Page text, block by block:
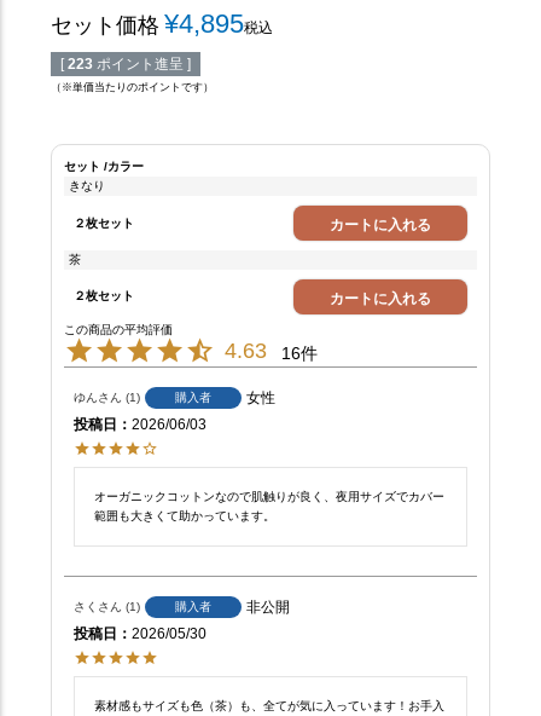
セット価格 ¥4,895税込
[ 223 ポイント進呈 ]
（※単価当たりのポイントです）
セット
カラー
きなり
２枚セット カートに入れる
茶
２枚セット カートに入れる
4.63 16
ゆん 1 購入者
女性
投稿日
2026/06/03
オーガニックコットンなので肌触りが良く、夜用サイズでカバー
範囲も大きくて助かっています。
さく 1 購入者
非公開
投稿日
2026/05/30
素材感もサイズも色（茶）も、全てが気に入っています！お手入